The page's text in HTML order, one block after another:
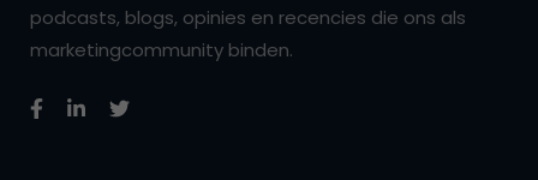
podcasts, blogs, opinies en recencies die ons als
marketingcommunity binden.